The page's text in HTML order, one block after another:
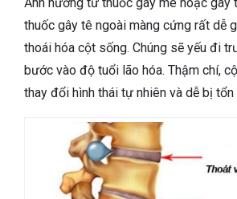
thuốc gây tê ngoài màng cứng rất dễ
thoái hóa cột sống. Chúng sẽ yếu đi
bước vào độ tuổi lão hóa. Thậm chí,
thay đổi hình thái tự nhiên và dễ bị tổn